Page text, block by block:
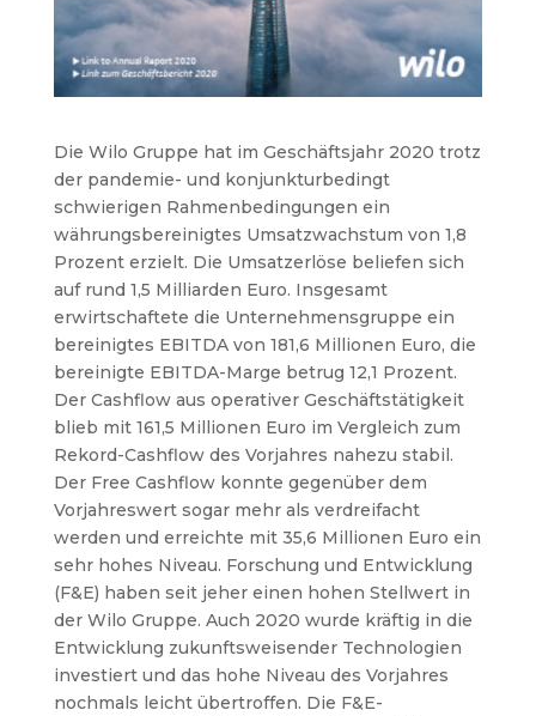
Die Wilo Gruppe hat im Geschäftsjahr 2020 trotz
der pandemie- und konjunkturbedingt
schwierigen Rahmenbedingungen ein
währungsbereinigtes Umsatzwachstum von 1,8
Prozent erzielt. Die Umsatzerlöse beliefen sich
auf rund 1,5 Milliarden Euro. Insgesamt
erwirtschaftete die Unternehmensgruppe ein
bereinigtes EBITDA von 181,6 Millionen Euro, die
bereinigte EBITDA-Marge betrug 12,1 Prozent.
Der Cashflow aus operativer Geschäftstätigkeit
blieb mit 161,5 Millionen Euro im Vergleich zum
Rekord-Cashflow des Vorjahres nahezu stabil.
Der Free Cashflow konnte gegenüber dem
Vorjahreswert sogar mehr als verdreifacht
werden und erreichte mit 35,6 Millionen Euro ein
sehr hohes Niveau. Forschung und Entwicklung
(F&E) haben seit jeher einen hohen Stellwert in
der Wilo Gruppe. Auch 2020 wurde kräftig in die
Entwicklung zukunftsweisender Technologien
investiert und das hohe Niveau des Vorjahres
nochmals leicht übertroffen. Die F&E-